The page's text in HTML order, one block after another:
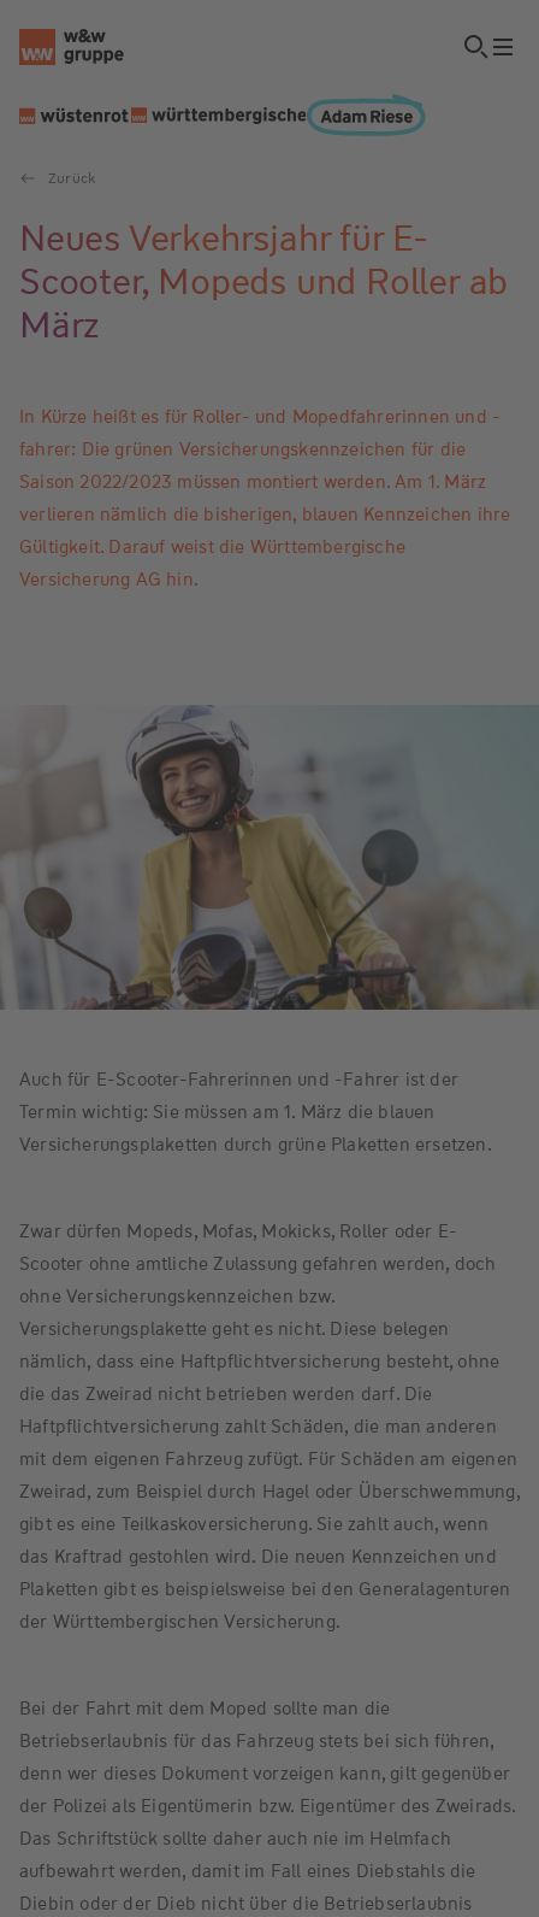
Zurück
Neues Verkehrsjahr für E-
Scooter, Mopeds und Roller ab
März
In Kürze heißt es für Roller- und Mopedfahrerinnen und -
fahrer: Die grünen Versicherungskennzeichen für die
Saison 2022/2023 müssen montiert werden. Am 1. März
verlieren nämlich die bisherigen, blauen Kennzeichen ihre
Gültigkeit. Darauf weist die Württembergische
Versicherung AG hin.
Auch für E-Scooter-Fahrerinnen und -Fahrer ist der
Termin wichtig: Sie müssen am 1. März die blauen
Versicherungsplaketten durch grüne Plaketten ersetzen.
Zwar dürfen Mopeds, Mofas, Mokicks, Roller oder E-
Scooter ohne amtliche Zulassung gefahren werden, doch
ohne Versicherungskennzeichen bzw.
Versicherungsplakette geht es nicht. Diese belegen
nämlich, dass eine Haftpflichtversicherung besteht, ohne
die das Zweirad nicht betrieben werden darf. Die
Haftpflichtversicherung zahlt Schäden, die man anderen
mit dem eigenen Fahrzeug zufügt. Für Schäden am eigenen
Zweirad, zum Beispiel durch Hagel oder Überschwemmung,
gibt es eine Teilkaskoversicherung. Sie zahlt auch, wenn
das Kraftrad gestohlen wird. Die neuen Kennzeichen und
Plaketten gibt es beispielsweise bei den Generalagenturen
der Württembergischen Versicherung.
Bei der Fahrt mit dem Moped sollte man die
Betriebserlaubnis für das Fahrzeug stets bei sich führen,
denn wer dieses Dokument vorzeigen kann, gilt gegenüber
der Polizei als Eigentümerin bzw. Eigentümer des Zweirads.
Das Schriftstück sollte daher auch nie im Helmfach
aufbewahrt werden, damit im Fall eines Diebstahls die
Diebin oder der Dieb nicht über die Betriebserlaubnis